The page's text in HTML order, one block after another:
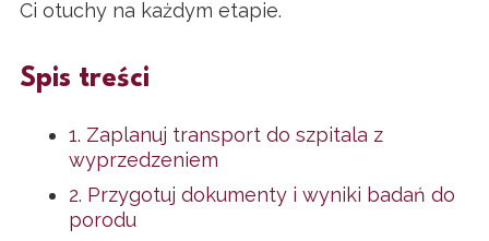
Ci otuchy na każdym etapie.
Spis treści
1. Zaplanuj transport do szpitala z
wyprzedzeniem
2. Przygotuj dokumenty i wyniki badań do
porodu